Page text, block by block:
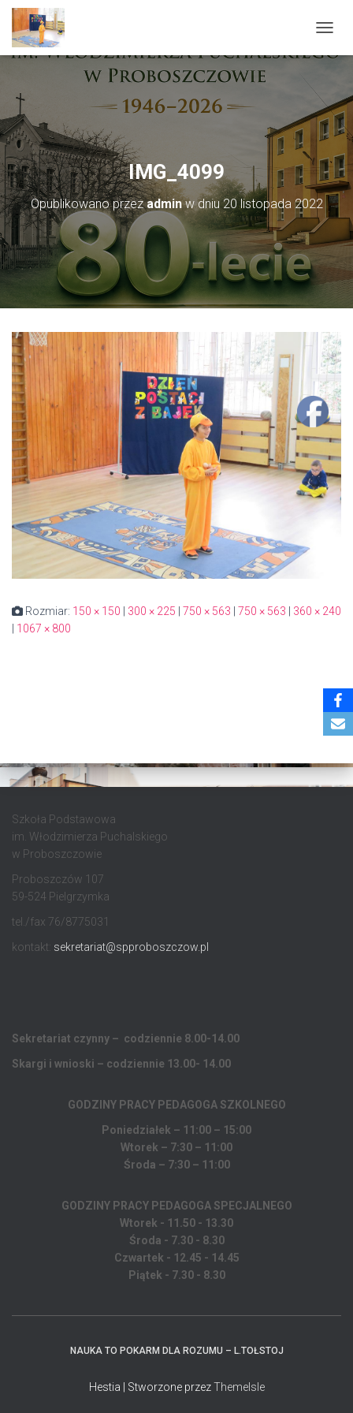
IMG_4099
Opublikowano przezadminw dniu20 listopada 2022
Rozmiar: 150 × 150 300 × 225 750 × 563 750 × 563
360 × 240
1067 × 800
Szkoła Podstawowa
im. Włodzimierza Puchalskiego
w Proboszczowie
Proboszczów 107
59-524 Pielgrzymka
tel./fax 76/8775031
kontakt: sekretariat@spproboszczow.pl
Sekretariat czynny – codziennie 8.00-14.00
Skargi i wnioski – codziennie 13.00- 14.00
GODZINY PRACY PEDAGOGA SZKOLNEGO
Poniedziałek – 11:00 – 15:00
Wtorek – 7:30 – 11:00
Środa – 7:30 – 11:00
GODZINY PRACY PEDAGOGA SPECJALNEGO
Wtorek - 11.50 - 13.30
Środa - 7.30 - 8.30
Czwartek - 12.45 - 14.45
Piątek - 7.30 - 8.30
NAUKA TO POKARM DLA ROZUMU – L.TOŁSTOJ
Hestia | Stworzone przezThemeIsle